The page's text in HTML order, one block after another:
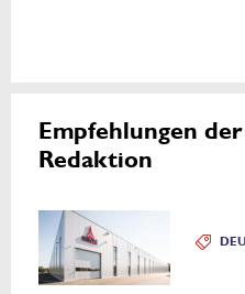
Empfehlungen
Redaktion